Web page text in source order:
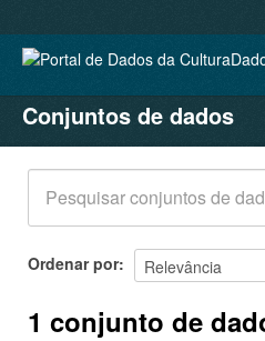
CONJUNTOS DE DADOS
ORGANIZAÇÕES
GRUPOS
SOBRE
Conjuntos de dados
Ordenar por
1 conjunto de